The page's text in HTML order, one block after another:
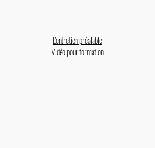
L'entretien préalable
Vidéo pourformation